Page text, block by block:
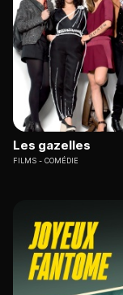
Les gazelles
FILMS COMÉDIE